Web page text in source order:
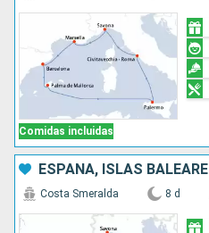
Comidas incluidas
Costa Smeralda 8 d